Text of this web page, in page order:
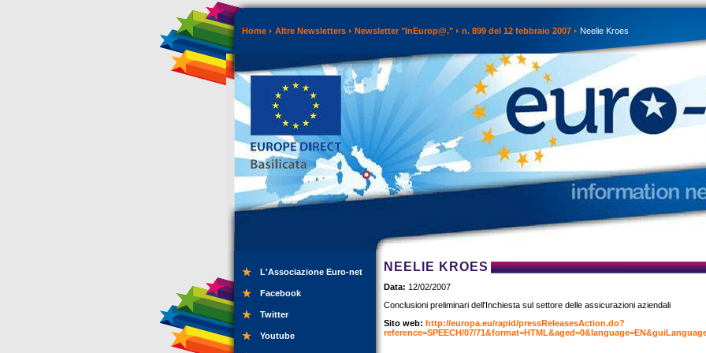
Home Altre Newsletters Newsletter "InEurop@." n. 899 del 12 febbraio 2007 Neelie Kroes
L'Associazione Euro-net
Facebook
Twitter
Youtube
NEELIE KROES
Data: 12/02/2007
Conclusioni preliminari dell'Inchiesta sul settore delle assicurazioni aziendali
Sito web: http://europa.eu/rapid/pressReleasesAction.do?
reference=SPEECH/07/